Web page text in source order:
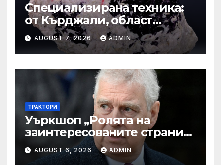
Специализирана техника:
от Кърджали, област
Кърджали Втора ръка и
нови с ТОП цени онлайн от
цяла България — Bazar.bg
AUGUST 7, 2026 ADMIN
ТРАКТОРИ
Уъркшоп „Ролята на
заинтересованите страни
във външното осигуряване
на качеството“
AUGUST 6, 2026 ADMIN